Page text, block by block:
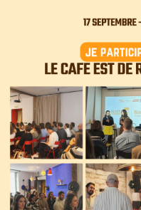
Comment sont-
de ces
Authority qui a mené
fait partie de notre
ici.
pensées
avec un créateur